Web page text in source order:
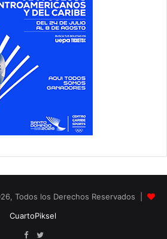
Todos los Derechos Reservados |
CuartoPiksel